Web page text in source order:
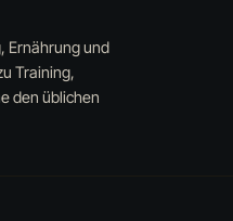
Ernährung und
Training,
den üblichen